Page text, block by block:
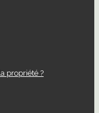
propriété ?